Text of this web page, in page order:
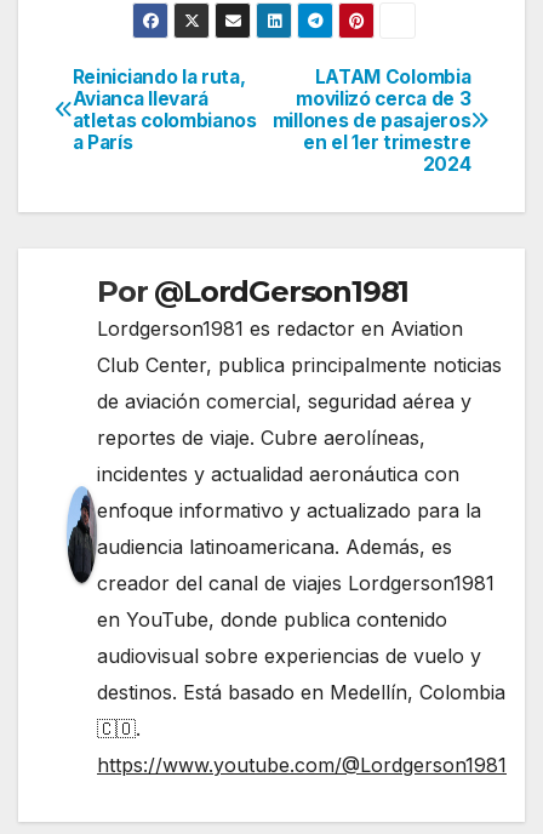
Navegación
de
LATAM Colombia
movilizó cerca de 3
millones de pasajeros
en el 1er trimestre
2024
Reiniciando la ruta,
Avianca llevará
atletas colombianos
a París
Por @LordGerson1981
Lordgerson1981 es redactor en Aviation
Club Center, publica principalmente noticias
de aviación comercial, seguridad aérea y
reportes de viaje. Cubre aerolíneas,
incidentes y actualidad aeronáutica con
enfoque informativo y actualizado para la
audiencia latinoamericana. Además, es
creador del canal de viajes Lordgerson1981
en YouTube, donde publica contenido
audiovisual sobre experiencias de vuelo y
destinos. Está basado en Medellín, Colombia
🇨🇴.
https://www.youtube.com/@Lordgerson1981